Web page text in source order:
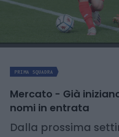
PRIMA SQUADRA
Mercato - Già
nomi in entrata
Dalla prossima